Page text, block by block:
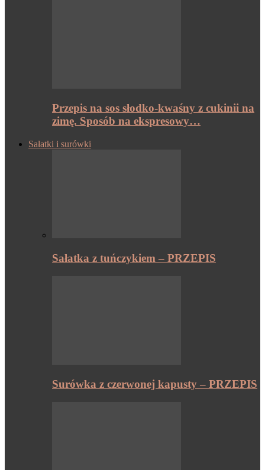
Przepis na sos słodko-kwaśny z cukinii na
zimę. Sposób na ekspresowy…
Sałatki i surówki
Sałatka z tuńczykiem – PRZEPIS
Surówka z czerwonej kapusty – PRZEPIS